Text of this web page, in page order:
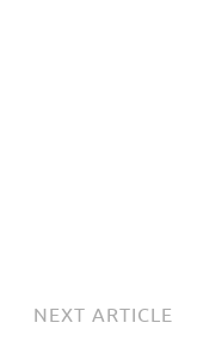
NEXT ARTICLE